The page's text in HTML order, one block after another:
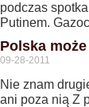
podczas
Putinem.
Polska
09-28-2011
Nie znam
ani poza nią Z